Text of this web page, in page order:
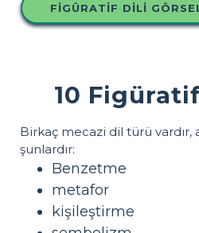
FIGÜRATIF DILI
10
Birkaç mecazi dil türü vardır,
şunlardır:
Benzetme
metafor
kişileştirme